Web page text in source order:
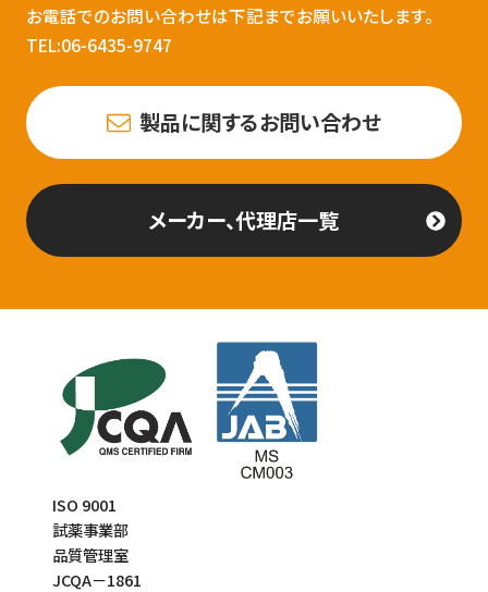
お電話でのお問い合わせは下記までお願いいたします。
TEL:06-6435-9747
製品に関するお問い合わせ
メーカー、代理店一覧
ISO 9001
試薬事業部
品質管理室
JCQA－1861